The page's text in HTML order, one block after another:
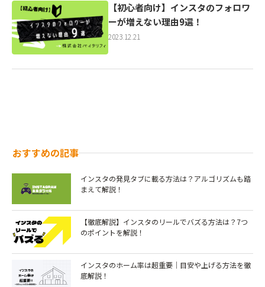
【初心者向け】インスタのフォロワ
ーが増えない理由9選！
2023.12.21
おすすめの記事
インスタの発見タブに載る方法は？アルゴリズムも踏
まえて解説！
【徹底解説】インスタのリールでバズる方法は？7つ
のポイントを解説！￼
インスタのホーム率は超重要｜目安や上げる方法を徹
底解説！